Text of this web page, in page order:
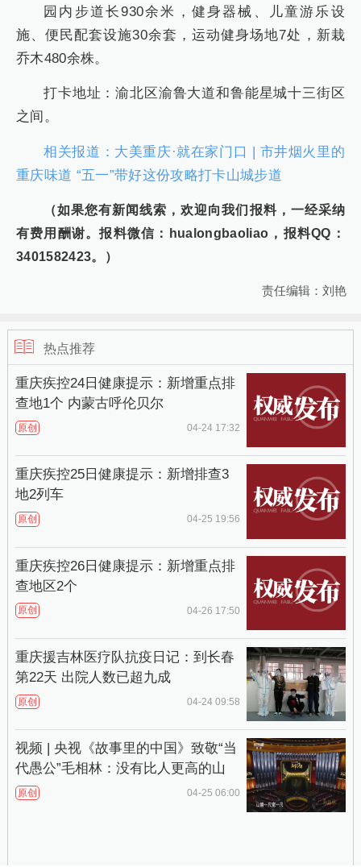
园内步道长930余米，健身器械、儿童游乐设
施、便民配套设施30余套，运动健身场地7处，新栽
乔木480余株。
打卡地址：渝北区渝鲁大道和鲁能星城十三街区
之间。
相关报道： 大美重庆·就在家门口 | 市井烟火里的
重庆味道 “五一”带好这份攻略打卡山城步道
（如果您有新闻线索，欢迎向我们报料，一经采纳
有费用酬谢。报料微信：hualongbaoliao，报料QQ：
3401582423。）
责任编辑：刘艳
热点推荐
重庆疾控24日健康提示：新增重点排
查地1个 内蒙古呼伦贝尔
原创 04-24 17:32
重庆疾控25日健康提示：新增排查3
地2列车
原创 04-25 19:56
重庆疾控26日健康提示：新增重点排
查地区2个
原创 04-26 17:50
重庆援吉林医疗队抗疫日记：到长春
第22天 出院人数已超九成
原创 04-24 09:58
视频 | 央视《故事里的中国》致敬“当
代愚公”毛相林：没有比人更高的山
原创 04-25 06:00